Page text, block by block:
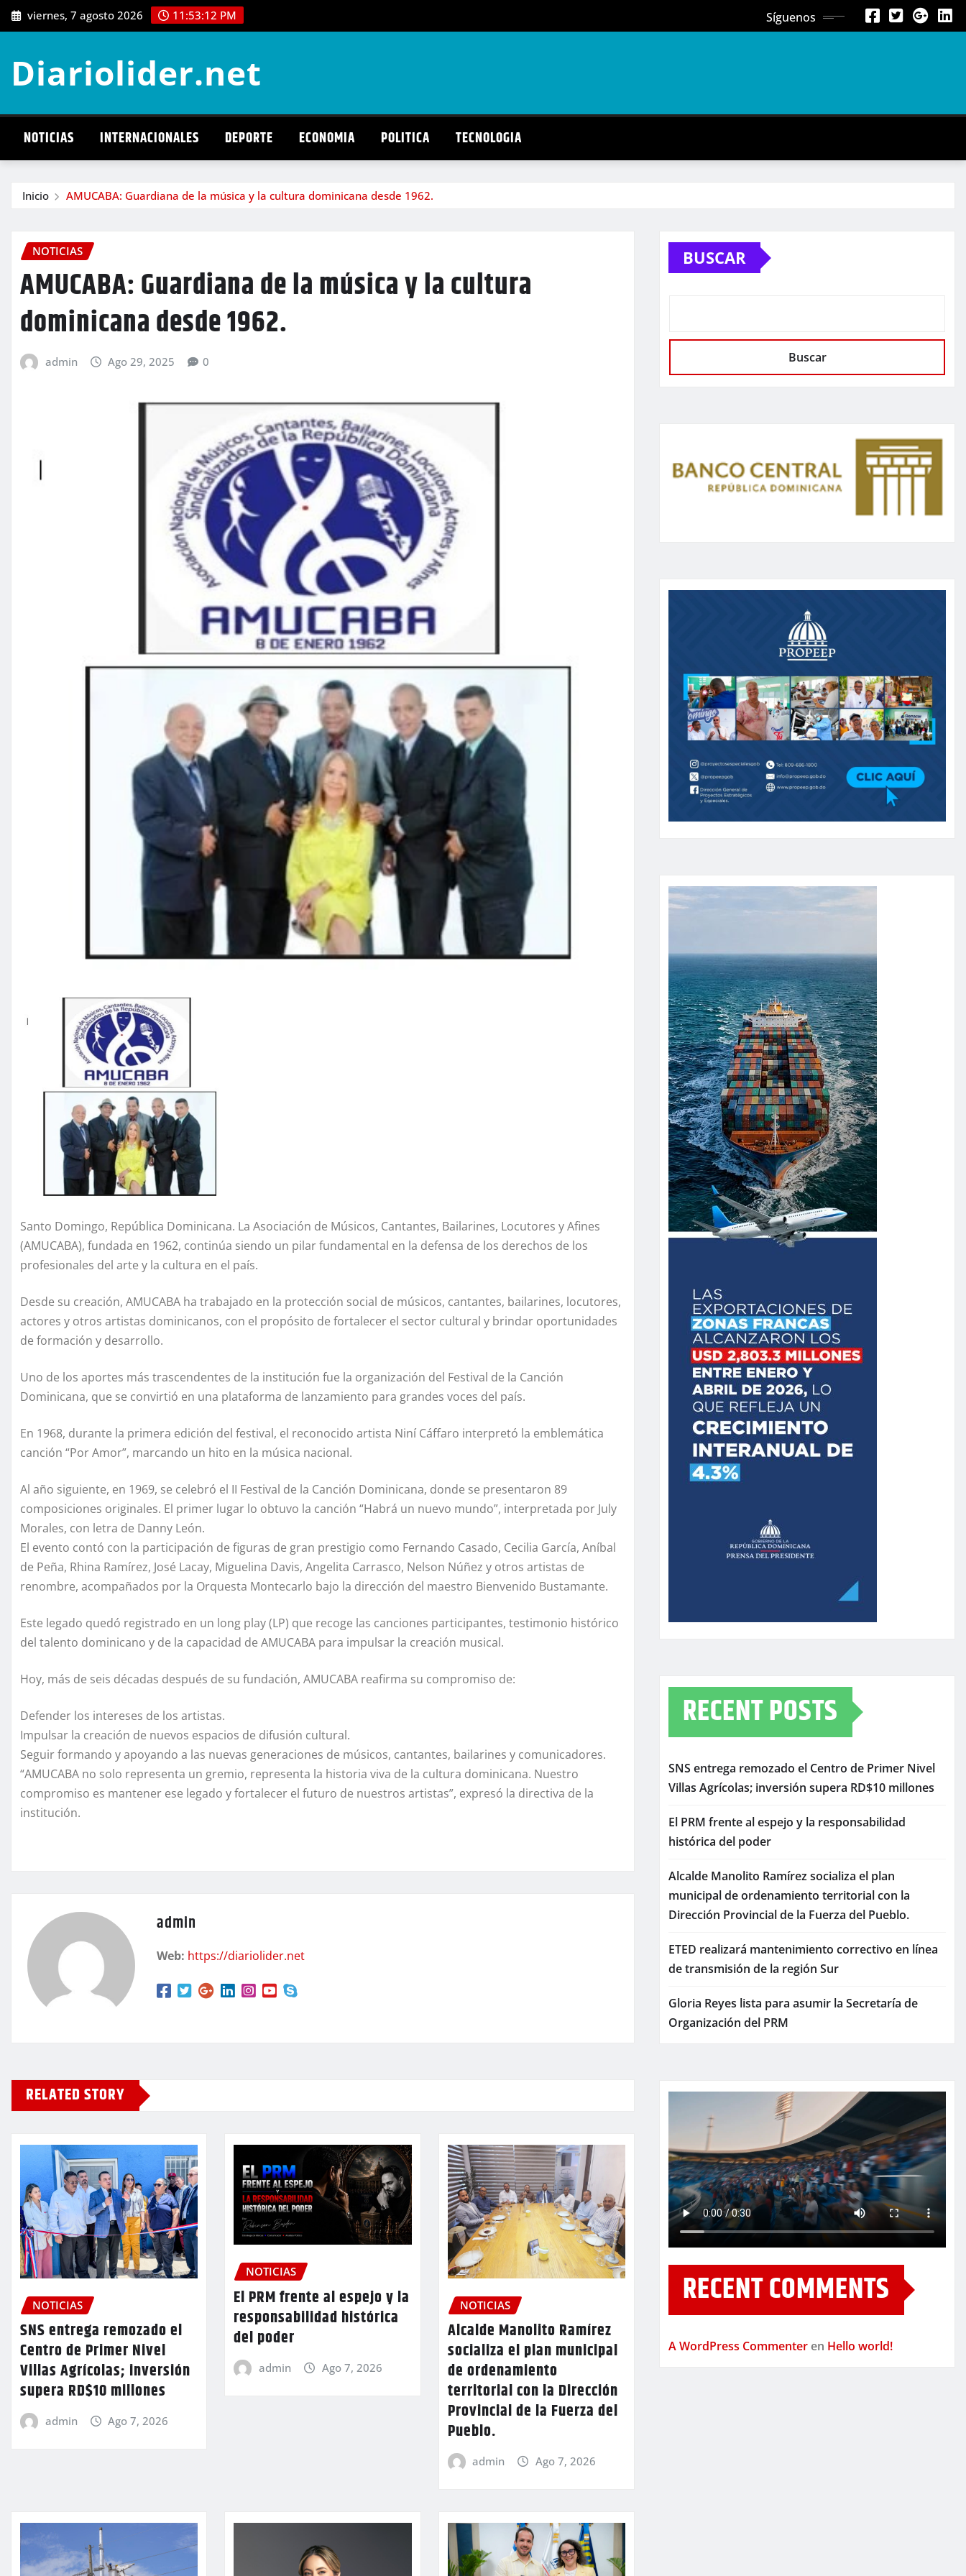
Saltar
al
viernes, 7 agosto 2026 11:53:14 PM Síguenos
Diariolider.net
NOTICIAS INTERNACIONALES DEPORTE ECONOMIA POLITICA TECNOLOGIA
Inicio AMUCABA: Guardiana de la música y la cultura dominicana desde 1962.
NOTICIAS
AMUCABA: Guardiana de la música y la cultura
dominicana desde 1962.
admin Ago 29, 2025 0
Santo Domingo, República Dominicana. La Asociación de Músicos, Cantantes, Bailarines, Locutores y Afines
(AMUCABA), fundada en 1962, continúa siendo un pilar fundamental en la defensa de los derechos de los
profesionales del arte y la cultura en el país.
Desde su creación, AMUCABA ha trabajado en la protección social de músicos, cantantes, bailarines, locutores,
actores y otros artistas dominicanos, con el propósito de fortalecer el sector cultural y brindar oportunidades
de formación y desarrollo.
Uno de los aportes más trascendentes de la institución fue la organización del Festival de la Canción
Dominicana, que se convirtió en una plataforma de lanzamiento para grandes voces del país.
En 1968, durante la primera edición del festival, el reconocido artista Niní Cáffaro interpretó la emblemática
canción “Por Amor”, marcando un hito en la música nacional.
Al año siguiente, en 1969, se celebró el II Festival de la Canción Dominicana, donde se presentaron 89
composiciones originales. El primer lugar lo obtuvo la canción “Habrá un nuevo mundo”, interpretada por July
Morales, con letra de Danny León.
El evento contó con la participación de figuras de gran prestigio como Fernando Casado, Cecilia García, Aníbal
de Peña, Rhina Ramírez, José Lacay, Miguelina Davis, Angelita Carrasco, Nelson Núñez y otros artistas de
renombre, acompañados por la Orquesta Montecarlo bajo la dirección del maestro Bienvenido Bustamante.
Este legado quedó registrado en un long play (LP) que recoge las canciones participantes, testimonio histórico
del talento dominicano y de la capacidad de AMUCABA para impulsar la creación musical.
Hoy, más de seis décadas después de su fundación, AMUCABA reafirma su compromiso de:
Defender los intereses de los artistas.
Impulsar la creación de nuevos espacios de difusión cultural.
Seguir formando y apoyando a las nuevas generaciones de músicos, cantantes, bailarines y comunicadores.
“AMUCABA no solo representa un gremio, representa la historia viva de la cultura dominicana. Nuestro
compromiso es mantener ese legado y fortalecer el futuro de nuestros artistas”, expresó la directiva de la
institución.
admin
Web: https://diariolider.net
RELATED STORY
NOTICIAS
SNS entrega remozado el
Centro de Primer Nivel
Villas Agrícolas; inversión
supera RD$10 millones
admin Ago 7, 2026
NOTICIAS
El PRM frente al espejo y la
responsabilidad histórica
del poder
admin Ago 7, 2026
NOTICIAS
Alcalde Manolito Ramírez
socializa el plan municipal
de ordenamiento
territorial con la Dirección
Provincial de la Fuerza del
Pueblo.
admin Ago 7, 2026
BUSCAR
Buscar
RECENT POSTS
SNS entrega remozado el Centro de Primer Nivel
Villas Agrícolas; inversión supera RD$10 millones
El PRM frente al espejo y la responsabilidad
histórica del poder
Alcalde Manolito Ramírez socializa el plan
municipal de ordenamiento territorial con la
Dirección Provincial de la Fuerza del Pueblo.
ETED realizará mantenimiento correctivo en línea
de transmisión de la región Sur
Gloria Reyes lista para asumir la Secretaría de
Organización del PRM
RECENT COMMENTS
A WordPress Commenter en Hello world!